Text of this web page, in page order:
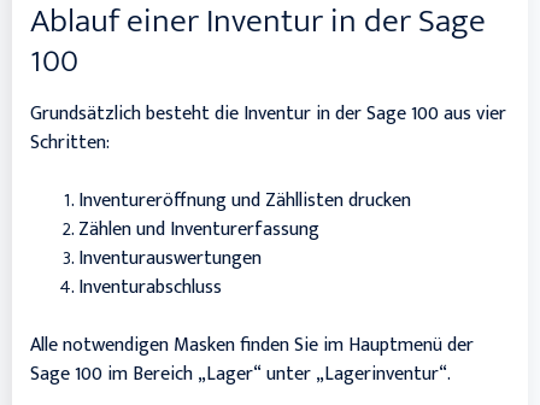
Ablauf einer Inventur in der Sage
100
Grundsätzlich besteht die Inventur in der Sage 100 aus vier
Schritten:
Inventureröffnung und Zähllisten drucken
Zählen und Inventurerfassung
Inventurauswertungen
Inventurabschluss
Alle notwendigen Masken finden Sie im Hauptmenü der
Sage 100 im Bereich „Lager“ unter „Lagerinventur“.